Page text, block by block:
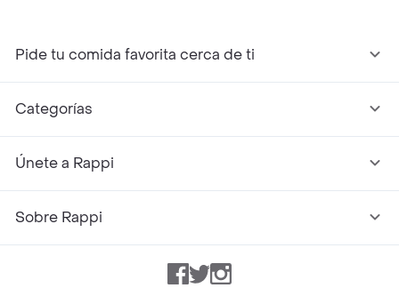
Pide tu comida favorita cerca de ti
Categorías
Únete a Rappi
Sobre Rappi
Facebook
TwitterInstagram